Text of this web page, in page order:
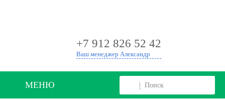
+7 912 826 52 42
Ваш менеджер Александр
МЕНЮ